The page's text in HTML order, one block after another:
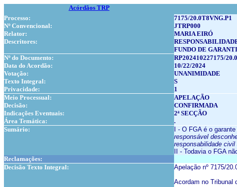
Acórdãos TRP
Processo:
7175/20.0T8VNG.P1
Nº Convencional:
JTRP000
Relator:
MARIA EIRÓ
Descritores:
FUNDO DE
Nº do Documento:
RP202410227175/
Data do Acordão:
10/22/2024
Votação:
UNANIMIDADE
Texto Integral:
S
Privacidade:
1
Meio Processual:
APELAÇÃO
Decisão:
CONFIRMADA
Indicações Eventuais:
2ª SECÇÃO
Área Temática:
.
Sumário:
I - O FGA é o
responsável
responsabilidade
II - Todavia o FGA
Reclamações:
Decisão Texto Integral:
Apelação nº 7175/
Acordam no Tribunal